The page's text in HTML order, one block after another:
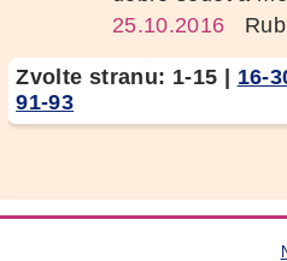
25.10.2016
Zvolte stranu: 1-15 | 16-
91-93